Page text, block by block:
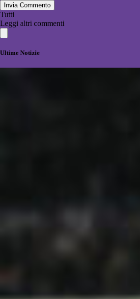
Invia Commento
Tutti
Leggi altri commenti
Ultime Notizie